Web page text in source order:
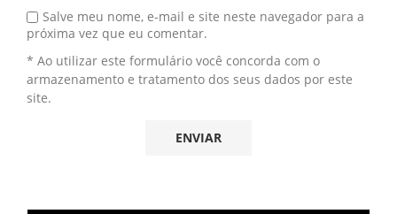
Salve meu nome, e-mail e site neste navegador para a
próxima vez que eu comentar.
* Ao utilizar este formulário você concorda com o
armazenamento e tratamento dos seus dados por este
site.